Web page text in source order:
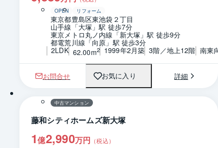
OPEN リフォーム
東京都豊島区東池袋２丁目
山手線「大塚」駅 徒歩7分
東京メトロ丸ノ内線「新大塚」駅 徒歩9分
都電荒川線「向原」駅 徒歩3分
2LDK 62.00m2 1999年2月築 3階／地上12階 南東
お問合せ お気に入り 詳細
1 / 0 間取り
中古マンション
藤和シティホームズ新大塚
1億2,990万円 （税込）